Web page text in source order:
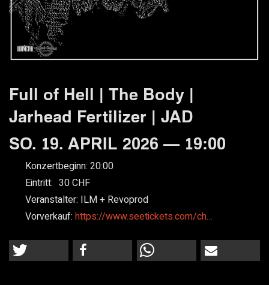
Full of Hell | The Body |
Jarhead Fertilizer | JAD
SO. 19. APRIL 2026 — 19:00
Konzertbeginn: 20:00
Eintritt: 30
Veranstalter: ILM + Revoprod
Vorverkauf: https://www.seetickets.com/ch…